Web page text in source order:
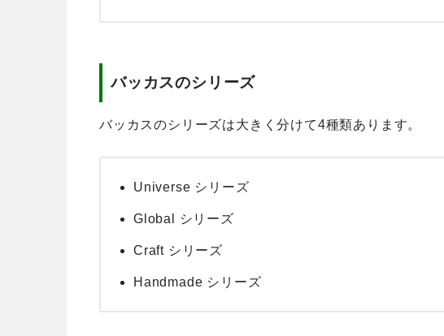
バッカスのシリーズ
バッカスのシリーズは大きく分けて4種類あります。
Universe シリーズ
Global シリーズ
Craft シリーズ
Handmade シリーズ